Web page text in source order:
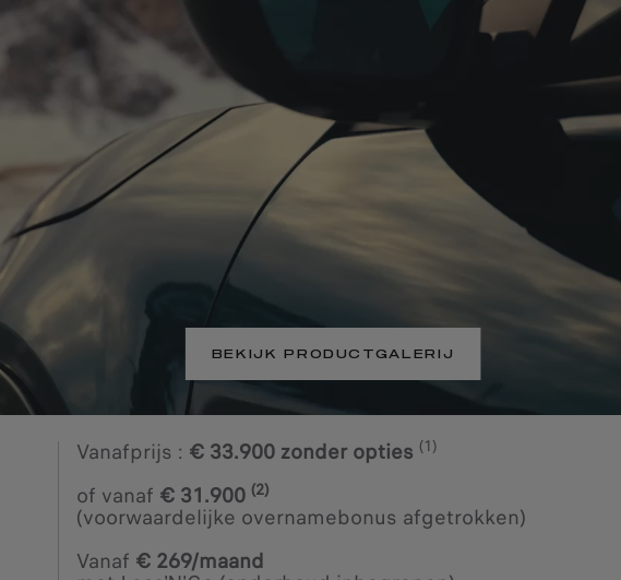
BEKIJK PRODUCTGALERIJ
Vanafprijs : € 33.900 zonder opties (1)
of vanaf € 31.900 (2)
(voorwaardelijke overnamebonus afgetrokken)
Vanaf € 269/maand